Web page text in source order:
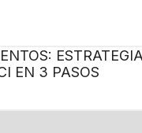
EN 3 PASOS